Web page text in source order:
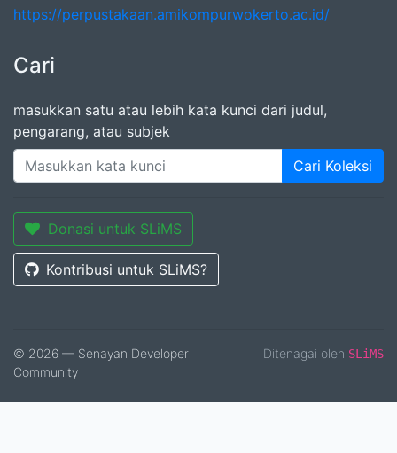
https://perpustakaan.amikompurwokerto.ac.id/
Cari
masukkan satu atau lebih kata kunci dari judul,
pengarang, atau subjek
Cari Koleksi
Donasi untuk SLiMS
Kontribusi untuk SLiMS?
© 2026 — Senayan Developer
Community
Ditenagai oleh SLiMS